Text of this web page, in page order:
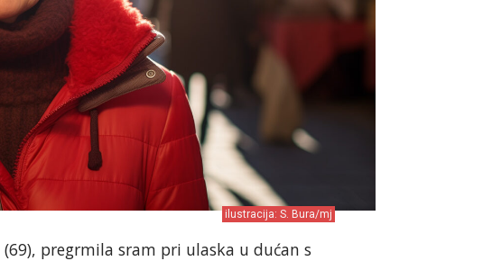
ilustracija: S. Bura/mj
(69), pregrmila sram pri ulaska u dućan s